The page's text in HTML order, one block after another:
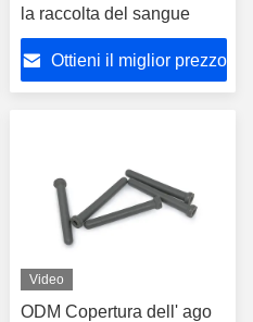
la raccolta del sangue
Ottieni il miglior prezzo
Video
ODM Copertura dell' ago